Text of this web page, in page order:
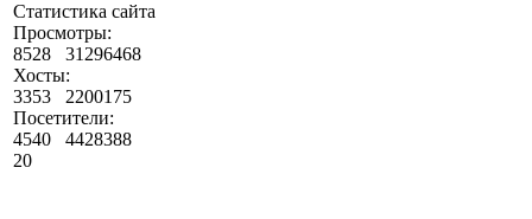
Статистика сайта
Просмотры:
8528
31296468
Хосты:
3353
2200175
Посетители:
4540
4428388
20